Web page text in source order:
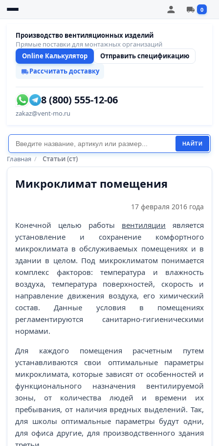
0
Производство вентиляционных изделий
Прямые поставки для монтажных организаций
Online Калькулятор
Отправить спецификацию
Рассчитать доставку
8 (800) 555-12-06
zakaz@vent-mo.ru
НАЙТИ
Главная / Статьи (ст)
Микроклимат помещения
17 февраля 2016 года
Конечной целью работы вентиляции является
установление и сохранение комфортного
микроклимата в обслуживаемых помещениях и в
здании в целом. Под микроклиматом понимается
комплекс факторов: температура и влажность
воздуха, температура поверхностей, скорость и
направление движения воздуха, его химический
состав. Данные условия в помещениях
регламентируются санитарно-гигиеническими
нормами.
Для каждого помещения расчетным путем
устанавливаются свои оптимальные параметры
микроклимата, которые зависят от особенностей и
функционального назначения вентилируемой
зоны, от количества людей и времени их
пребывания, от наличия вредных выделений. Так,
для школы оптимальные параметры будут одни,
для офиса другие, для производственного здания